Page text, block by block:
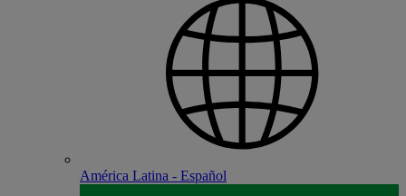
América Latina - Español